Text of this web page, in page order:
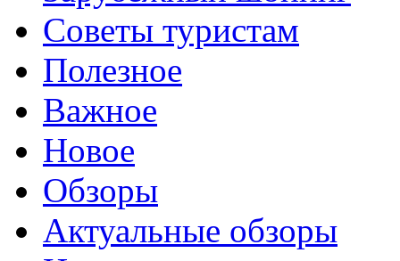
Советы туристам
Полезное
Важное
Новое
Обзоры
Актуальные обзоры